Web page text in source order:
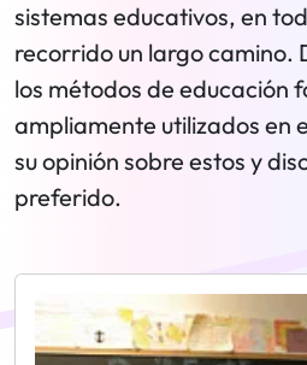
sistemas educativos, en
recorrido un largo camino.
los métodos de educación
ampliamente utilizados en
su opinión sobre estos y
preferido.